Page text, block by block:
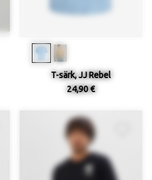
T-särk, JJ Rebel
24,90 €